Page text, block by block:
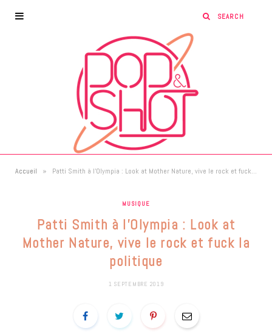
Accueil » Patti Smith à l’Olympia : Look at Mother Nature, vive le rock et fuck la politique
MUSIQUE
Patti Smith à l’Olympia : Look at
Mother Nature, vive le rock et fuck la
politique
1 SEPTEMBRE 2019